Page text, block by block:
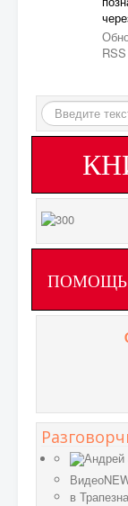
Искать...
ПОМОЩЬ
в